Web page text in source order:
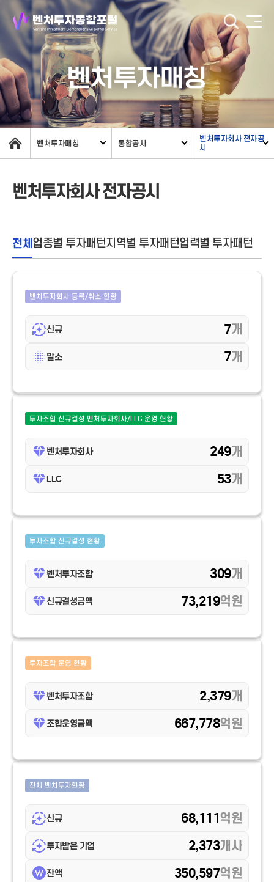
벤처투자매칭
벤처투자매칭 통합공시
벤처투자회사 전자공
시
벤처투자회사 전자공시
전체업종별 투자패턴지역별 투자패턴업력별 투자패턴
벤처투자회사 등록/취소 현황
신규 7개
말소 7개
투자조합 신규결성 벤처투자회사/LLC 운영 현황
벤처투자회사 249개
LLC 53개
투자조합 신규결성 현황
벤처투자조합 309개
신규결성금액 73,219억원
투자조합 운영 현황
벤처투자조합 2,379개
조합운영금액 667,778억원
전체 벤처투자현황
신규 68,111억원
투자받은 기업 2,373개사
잔액 350,597억원